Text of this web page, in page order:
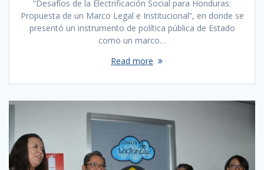
“Desafíos de la Electrificación Social para Honduras:
Propuesta de un Marco Legal e Institucional”, en donde se
presentó un instrumento de política pública de Estado
como un marco…
Read more